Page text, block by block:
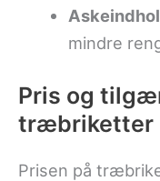
mindre
Pris og
træbriketter
Prisen på